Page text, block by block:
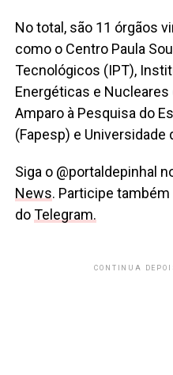
No total, são 11 órgãos
como o Centro Paula
Tecnológicos (IPT),
Energéticas e Nucleares
Amparo à Pesquisa do
(Fapesp) e Universidade
Siga o @portaldepinhal
News. Participe
doTelegram.
CONTINUA